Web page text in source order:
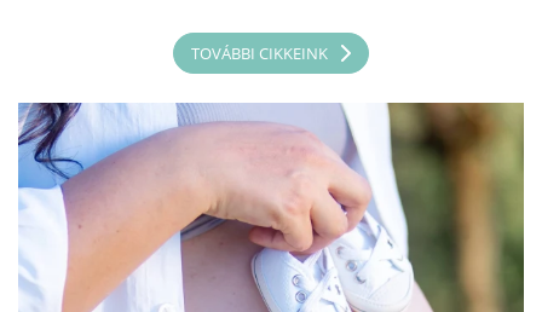
TOVÁBBI CIKKEINK